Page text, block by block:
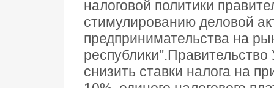
налоговой политики
стимулированию деловой
предпринимательства на
республики".Правительство
снизить ставки налога на